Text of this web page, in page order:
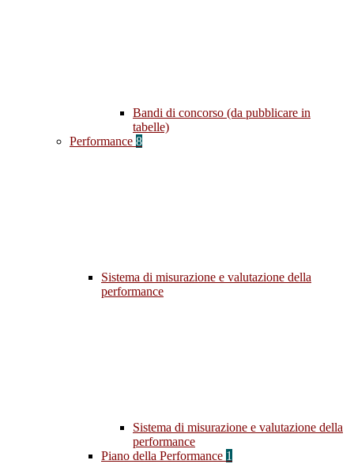
Bandi di concorso (da pubblicare in
tabelle)
Performance 8
Sistema di misurazione e valutazione della
performance
Sistema di misurazione e valutazione della
performance
Piano della Performance 1